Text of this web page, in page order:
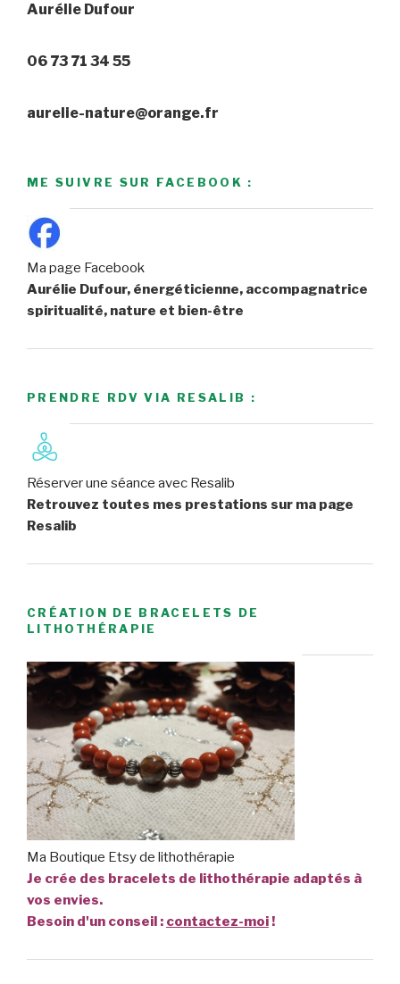
Aurélie Dufour
06 73 71 34 55
aurelie-nature@orange.fr
ME SUIVRE SUR FACEBOOK :
Ma page Facebook
Aurélie Dufour, énergéticienne, accompagnatrice
spiritualité, nature et bien-être
PRENDRE RDV VIA RESALIB :
Réserver une séance avec Resalib
Retrouvez toutes mes prestations sur ma page
Resalib
CRÉATION DE BRACELETS DE
LITHOTHÉRAPIE
Ma Boutique Etsy de lithothérapie
Je crée des bracelets de lithothérapie adaptés à
vos envies.
Besoin d'un conseil : contactez-moi!